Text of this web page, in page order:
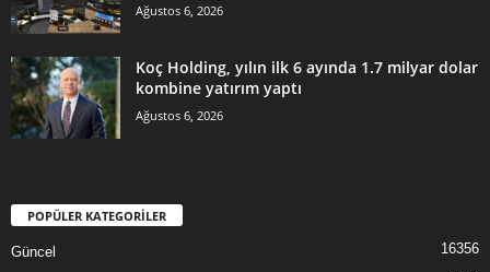
Ağustos 6, 2026
Koç Holding, yılın ilk 6 ayında 1.7 milyar dolar
kombine yatırım yaptı
Ağustos 6, 2026
POPÜLER KATEGORİLER
Güncel 16356